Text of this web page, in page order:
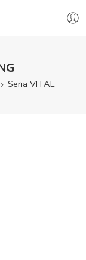
Seria VITAL